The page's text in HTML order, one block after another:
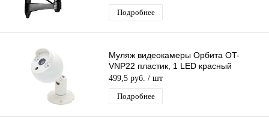
Подробнее
Муляж видеокамеры Орбита OT-
VNP22 пластик, 1 LED красный
499,5 руб. / шт
Подробнее